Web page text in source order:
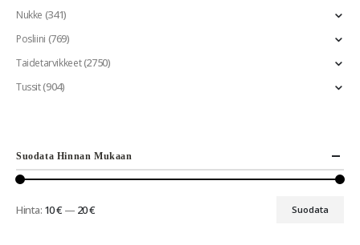
Nukke (341)
Posliini (769)
Taidetarvikkeet(2750)
Tussit(904)
Suodata Hinnan Mukaan
Suodata
Hinta: 10 € — 20 €